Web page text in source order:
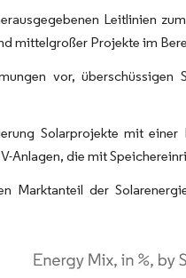
Leitlinien
mittelgroßer Projekte im
vor,
Solarprojekte mit
Anlagen, die mit
Marktanteil der